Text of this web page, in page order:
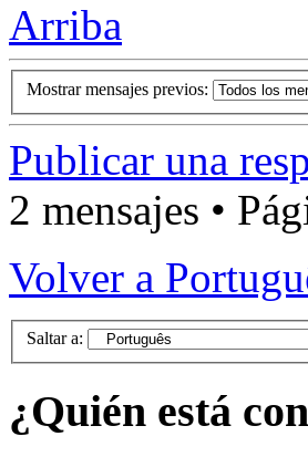
Arriba
Mostrar mensajes previos:
Publicar una
2 mensajes •
Volver a
Saltar a:
¿Quién está